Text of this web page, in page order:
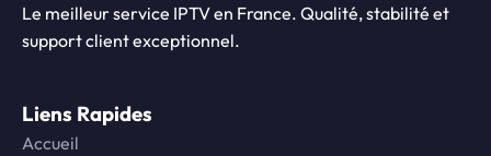
Le meilleur service IPTV en France. Qualité, stabilité et
support client exceptionnel.
Liens Rapides
Accueil